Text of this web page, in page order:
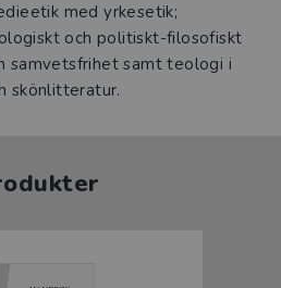
med yrkesetik;
och politiskt-filosofiskt
samvetsfrihet samt teologi i
skönlitteratur.